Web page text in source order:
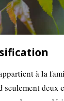
à la
deux